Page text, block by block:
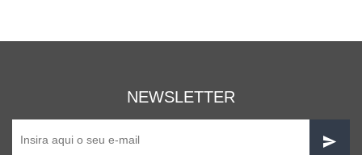
NEWSLETTER